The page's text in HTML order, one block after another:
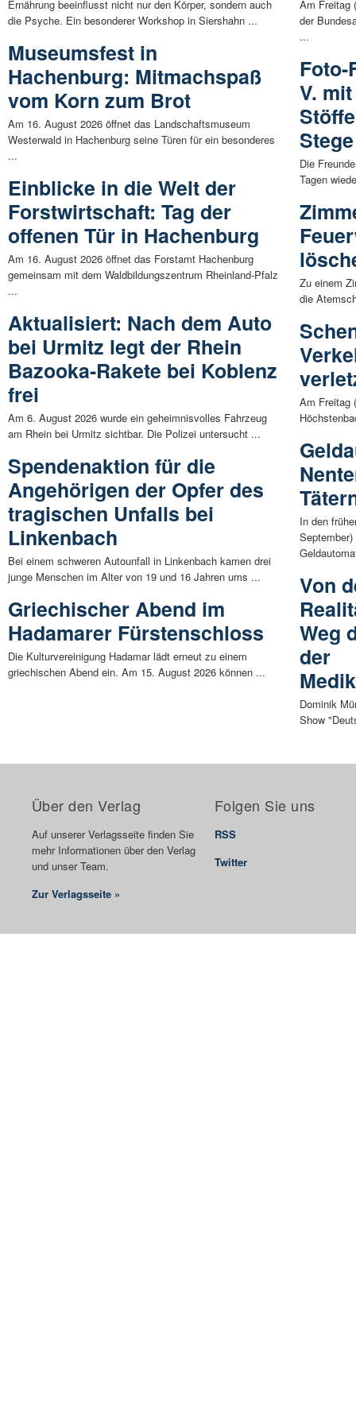
Ernährung beeinflusst nicht nur den Körper, sondern auch
die Psyche. Ein besonderer Workshop in Siershahn ...
Museumsfest in
Hachenburg: Mitmachspaß
vom Korn zum Brot
Am 16. August 2026 öffnet das Landschaftsmuseum
Westerwald in Hachenburg seine Türen für ein besonderes
...
Einblicke in die Welt der
Forstwirtschaft: Tag der
offenen Tür in Hachenburg
Am 16. August 2026 öffnet das Forstamt Hachenburg
gemeinsam mit dem Waldbildungszentrum Rheinland-Pfalz
...
Aktualisiert: Nach dem Auto
bei Urmitz legt der Rhein
Bazooka-Rakete bei Koblenz
frei
Am 6. August 2026 wurde ein geheimnisvolles Fahrzeug
am Rhein bei Urmitz sichtbar. Die Polizei untersucht ...
Spendenaktion für die
Angehörigen der Opfer des
tragischen Unfalls bei
Linkenbach
Bei einem schweren Autounfall in Linkenbach kamen drei
junge Menschen im Alter von 19 und 16 Jahren ums ...
Griechischer Abend im
Hadamarer Fürstenschloss
Die Kulturvereinigung Hadamar lädt erneut zu einem
griechischen Abend ein. Am 15. August 2026 können ...
Am Freitag
der
...
Foto-
V.
Die
Tagen
Zu einem
die
Am Freitag
In den
Von
Weg
der
Dominik
Show
Über den Verlag
Auf unserer Verlagsseite finden Sie
mehr Informationen über den Verlag
und unser Team.
Zur Verlagsseite »
Folgen Sie uns
RSS
Twitter